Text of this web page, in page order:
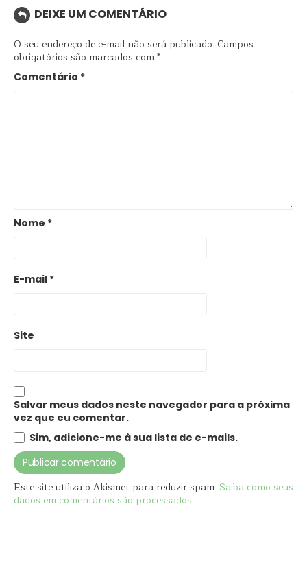
DEIXE UM COMENTÁRIO
O seu endereço de e-mail não será publicado. Campos
obrigatórios são marcados com*
Comentário *
Nome *
E-mail *
Site
Salvar meus dados neste navegador para a próxima
vez que eu comentar.
Sim, adicione-me à sua lista de e-mails.
Este site utiliza o Akismet para reduzir spam. Saiba como seus
dados em comentários são processados.